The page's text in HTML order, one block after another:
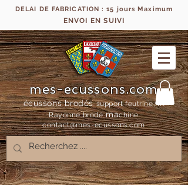
DELAI DE FABRICATION : 15 jours Maximum
ENVOI EN SUIVI
mes-ecussons.com
écussons brodés support feutrine, fil
Rayonne brodémachine
contact@mes-ecussons.com